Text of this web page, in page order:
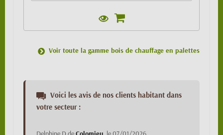
Voir toute la gamme bois de chauffage en palettes
Voici les avis de nos clients habitant dans
votre secteur :